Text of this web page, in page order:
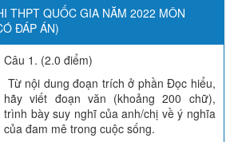
THPT QUỐC GIA NĂM 2022 MÔN
ĐÁP ÁN)
Câu 1. (2.0 điểm)
Từ nội dung đoạn trích ở phần Đọc hiểu,
hãy viết đoạn văn (khoảng 200 chữ),
trình bày suy nghĩ của anh/chị về ý nghĩa
của đam mê trong cuộc sống.